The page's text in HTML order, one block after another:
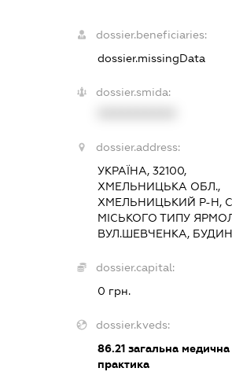
dossier.beneficiaries:
dossier.missingData
dossier.smida:
dossier.address:
УКРАЇНА, 32100,
ХМЕЛЬНИЦЬКА ОБЛ.,
ХМЕЛЬНИЦЬКИЙ Р-Н,
МІСЬКОГО ТИПУ
ВУЛ.ШЕВЧЕНКА,
dossier.capital:
0 грн.
dossier.kveds:
86.21загальна медична
практика